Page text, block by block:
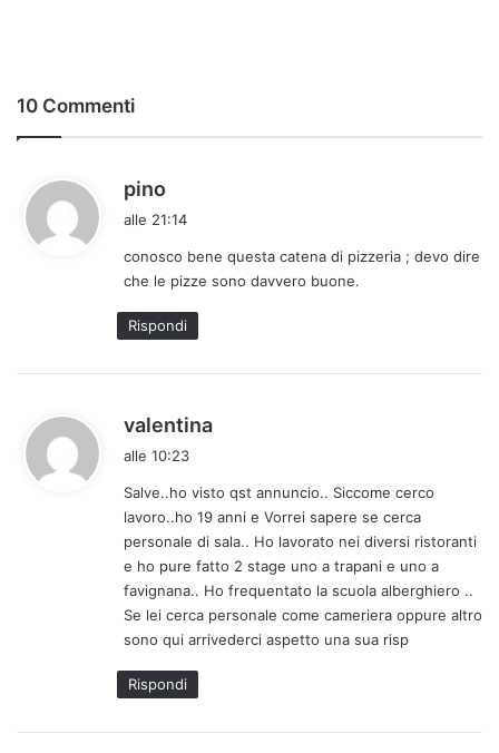
10 Commenti
pino
e
t
o
alle 21:14
conosco bene questa catena di pizzeria ; devo dire
che le pizze sono davvero buone.
Rispondi
valentina
e
t
t
o
:
alle 10:23
Salve..ho visto qst annuncio.. Siccome cerco
lavoro..ho 19 anni e Vorrei sapere se cerca
personale di sala.. Ho lavorato nei diversi ristoranti
e ho pure fatto 2 stage uno a trapani e uno a
favignana.. Ho frequentato la scuola alberghiero ..
Se lei cerca personale come cameriera oppure altro
sono qui arrivederci aspetto una sua risp
Rispondi